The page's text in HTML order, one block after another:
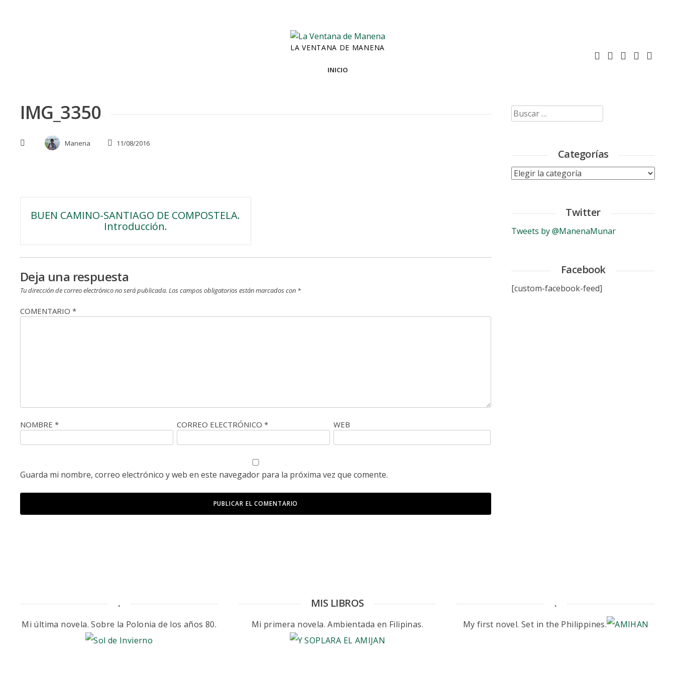
LA VENTANA DE MANENA
INICIO
IMG_3350
Manena 11/08/2016
Navegación
entradas
BUEN CAMINO-SANTIAGO DE COMPOSTELA.
Introducción.
Deja una respuesta
Tu dirección de correo electrónico no será publicada. Los campos obligatorios están marcados con *
COMENTARIO *
NOMBRE * CORREO ELECTRÓNICO* WEB
Guarda mi nombre, correo electrónico y web en este navegador para la próxima vez que comente.
Buscar:
Categorías
Categorías
Twitter
Tweets by @ManenaMunar
Facebook
[custom-facebook-feed]
.
Mi última novela. Sobre la Polonia de los años 80.
MIS LIBROS
Mi primera novela. Ambientada en Filipinas.
.
My first novel. Set in the Philippines.